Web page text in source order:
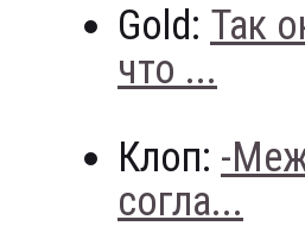
Gold: Так
что ...
Клоп: -
согла...